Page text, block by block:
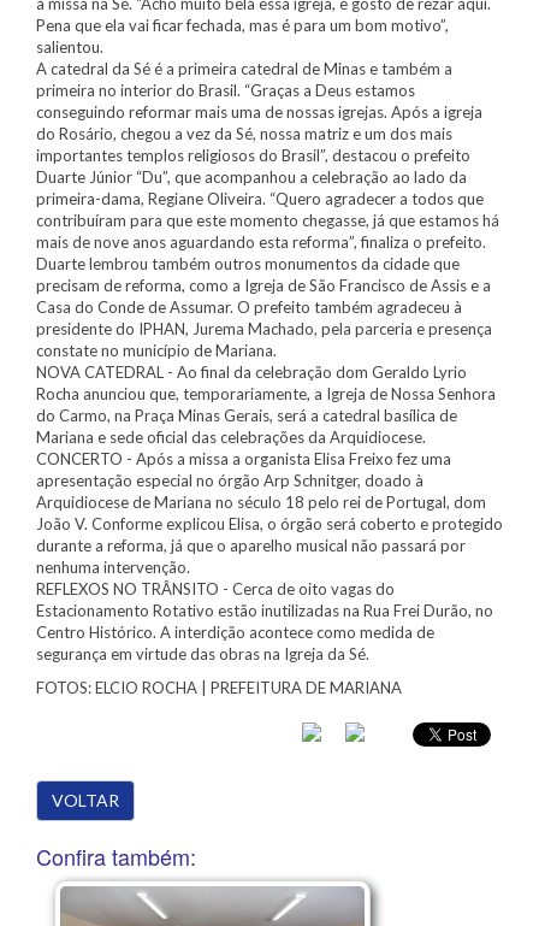
Pena que ela vai ficar fechada, mas é para um bom motivo”,
salientou.
A catedral da Sé é a primeira catedral de Minas e também a
primeira no interior do Brasil. “Graças a Deus estamos
conseguindo reformar mais uma de nossas igrejas. Após a igreja
do Rosário, chegou a vez da Sé, nossa matriz e um dos mais
importantes templos religiosos do Brasil”, destacou o prefeito
Duarte Júnior “Du”, que acompanhou a celebração ao lado da
primeira-dama, Regiane Oliveira. “Quero agradecer a todos que
contribuíram para que este momento chegasse, já que estamos há
mais de nove anos aguardando esta reforma”, finaliza o prefeito.
Duarte lembrou também outros monumentos da cidade que
precisam de reforma, como a Igreja de São Francisco de Assis e a
Casa do Conde de Assumar. O prefeito também agradeceu à
presidente do IPHAN, Jurema Machado, pela parceria e presença
constate no município de Mariana.
NOVA CATEDRAL - Ao final da celebração dom Geraldo Lyrio
Rocha anunciou que, temporariamente, a Igreja de Nossa Senhora
do Carmo, na Praça Minas Gerais, será a catedral basílica de
Mariana e sede oficial das celebrações da Arquidiocese.
CONCERTO - Após a missa a organista Elisa Freixo fez uma
apresentação especial no órgão Arp Schnitger, doado à
Arquidiocese de Mariana no século 18 pelo rei de Portugal, dom
João V. Conforme explicou Elisa, o órgão será coberto e protegido
durante a reforma, já que o aparelho musical não passará por
nenhuma intervenção.
REFLEXOS NO TRÂNSITO - Cerca de oito vagas do
Estacionamento Rotativo estão inutilizadas na Rua Frei Durão, no
Centro Histórico. A interdição acontece como medida de
segurança em virtude das obras na Igreja da Sé.
FOTOS: ELCIO ROCHA | PREFEITURA DE MARIANA
VOLTAR
Confira também: